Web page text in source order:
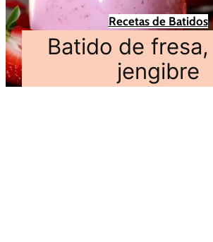
Recetas de Batidos
Batido de
jengibre